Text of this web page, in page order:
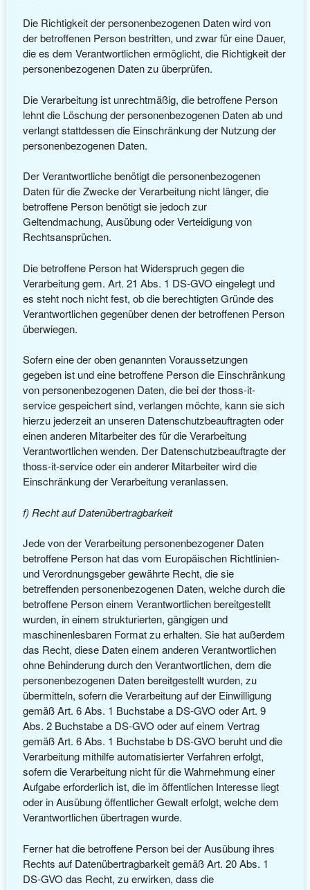
Die Richtigkeit der personenbezogenen Daten wird von
der betroffenen Person bestritten, und zwar für eine Dauer,
die es dem Verantwortlichen ermöglicht, die Richtigkeit der
personenbezogenen Daten zu überprüfen.
Die Verarbeitung ist unrechtmäßig, die betroffene Person
lehnt die Löschung der personenbezogenen Daten ab und
verlangt stattdessen die Einschränkung der Nutzung der
personenbezogenen Daten.
Der Verantwortliche benötigt die personenbezogenen
Daten für die Zwecke der Verarbeitung nicht länger, die
betroffene Person benötigt sie jedoch zur
Geltendmachung, Ausübung oder Verteidigung von
Rechtsansprüchen.
Die betroffene Person hat Widerspruch gegen die
Verarbeitung gem. Art. 21 Abs. 1 DS-GVO eingelegt und
es steht noch nicht fest, ob die berechtigten Gründe des
Verantwortlichen gegenüber denen der betroffenen Person
überwiegen.
Sofern eine der oben genannten Voraussetzungen
gegeben ist und eine betroffene Person die Einschränkung
von personenbezogenen Daten, die bei der thoss-it-
service gespeichert sind, verlangen möchte, kann sie sich
hierzu jederzeit an unseren Datenschutzbeauftragten oder
einen anderen Mitarbeiter des für die Verarbeitung
Verantwortlichen wenden. Der Datenschutzbeauftragte der
thoss-it-service oder ein anderer Mitarbeiter wird die
Einschränkung der Verarbeitung veranlassen.
f) Recht auf Datenübertragbarkeit
Jede von der Verarbeitung personenbezogener Daten
betroffene Person hat das vom Europäischen Richtlinien-
und Verordnungsgeber gewährte Recht, die sie
betreffenden personenbezogenen Daten, welche durch die
betroffene Person einem Verantwortlichen bereitgestellt
wurden, in einem strukturierten, gängigen und
maschinenlesbaren Format zu erhalten. Sie hat außerdem
das Recht, diese Daten einem anderen Verantwortlichen
ohne Behinderung durch den Verantwortlichen, dem die
personenbezogenen Daten bereitgestellt wurden, zu
übermitteln, sofern die Verarbeitung auf der Einwilligung
gemäß Art. 6 Abs. 1 Buchstabe a DS-GVO oder Art. 9
Abs. 2 Buchstabe a DS-GVO oder auf einem Vertrag
gemäß Art. 6 Abs. 1 Buchstabe b DS-GVO beruht und die
Verarbeitung mithilfe automatisierter Verfahren erfolgt,
sofern die Verarbeitung nicht für die Wahrnehmung einer
Aufgabe erforderlich ist, die im öffentlichen Interesse liegt
oder in Ausübung öffentlicher Gewalt erfolgt, welche dem
Verantwortlichen übertragen wurde.
Ferner hat die betroffene Person bei der Ausübung ihres
Rechts auf Datenübertragbarkeit gemäß Art. 20 Abs. 1
DS-GVO das Recht, zu erwirken, dass die